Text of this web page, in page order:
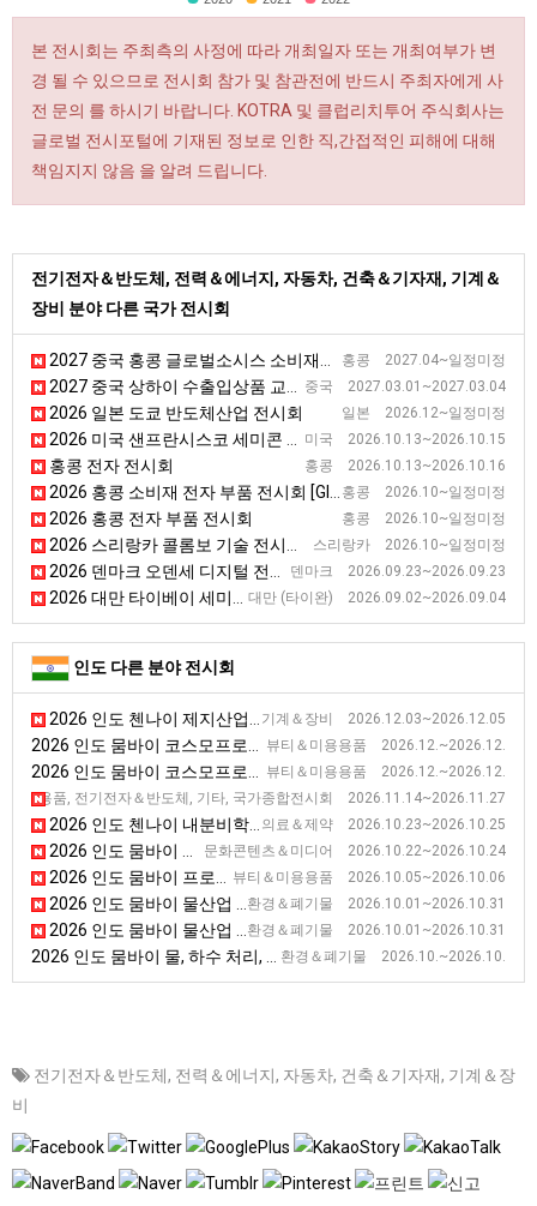
본 전시회는 주최측의 사정에 따라 개최일자 또는 개최여부가 변
경 될 수 있으므로 전시회 참가 및 참관전에 반드시 주최자에게 사
전 문의 를 하시기 바랍니다. KOTRA 및 클럽리치투어 주식회사는
글로벌 전시포털에 기재된 정보로 인한 직,간접적인 피해에 대해
책임지지 않음 을 알려 드립니다.
전기전자＆반도체, 전력＆에너지, 자동차, 건축＆기자재, 기계＆
장비 분야 다른 국가 전시회
홍콩 2027.04~일정미정
2027 중국 홍콩 글로벌소시스 소비재전자 전시회
중국 2027.03.01~2027.03.04
2027 중국 상하이 수출입상품 교역 전시회
일본 2026.12~일정미정
2026 일본 도쿄 반도체산업 전시회
미국 2026.10.13~2026.10.15
2026 미국 샌프란시스코 세미콘 웨스트
홍콩 2026.10.13~2026.10.16
홍콩 전자 전시회
홍콩 2026.10~일정미정
2026 홍콩 소비재 전자 부품 전시회 [Global Sources Consumer Electronic Componets]
홍콩 2026.10~일정미정
2026 홍콩 전자 부품 전시회
스리랑카 2026.10~일정미정
2026 스리랑카 콜롬보 기술 전시회 [TECHNO]
덴마크 2026.09.23~2026.09.23
2026 덴마크 오덴세 디지털 전시회 [Digitization Exhibition]
대만 (타이완) 2026.09.02~2026.09.04
2026 대만 타이베이 세미콘 반도체 전시회 [Semicon Taiwan]
인도 다른 분야 전시회
기계＆장비 2026.12.03~2026.12.05
2026 인도 첸나이 제지산업 박람회 [Paper Expo South India 2026]
뷰티＆미용용품 2026.12.~2026.12.
2026 인도 뭄바이 코스모프로프 미용 전시회
뷰티＆미용용품 2026.12.~2026.12.
2026 인도 뭄바이 코스모프로프 미용 전시회
미용용품, 전기전자＆반도체, 기타, 국가종합전시회 2026.11.14~2026.11.27
2026 인도 뉴델리 소비재 전시회 (IITF) [IITF]
의료＆제약 2026.10.23~2026.10.25
2026 인도 첸나이 내분비학회 전시회 [Endocrine Society Conference(ESICON)]
문화콘텐츠＆미디어 2026.10.22~2026.10.24
2026 인도 뭄바이 방송 전시회 [ Broadcast India Show]
뷰티＆미용용품 2026.10.05~2026.10.06
2026 인도 뭄바이 프로패셔널 뷰티 전시회 [Professional Beauty India]
환경＆폐기물 2026.10.01~2026.10.31
2026 인도 뭄바이 물산업 전시회
환경＆폐기물 2026.10.01~2026.10.31
2026 인도 뭄바이 물산업 전시회
환경＆폐기물 2026.10.~2026.10.
2026 인도 뭄바이 물, 하수 처리, 재활용 전시회
전기전자＆반도체, 전력＆에너지, 자동차, 건축＆기자재, 기계＆장
비